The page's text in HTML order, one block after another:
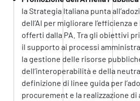
la Strategia Italiana punta
dell’AI per migliorare l’efficienza
offerti dalla PA. Tra gli obiettivi
il supporto ai processi
la gestione delle risorse
dell’interoperabilità e della
definizione di linee guida per
procurement e la realizzazione di